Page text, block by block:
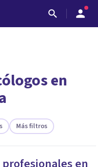
encontrar el
y te ofreceremos
en
Más filtros